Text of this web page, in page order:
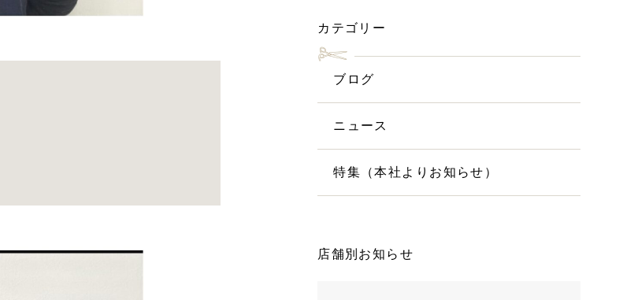
カテゴリー
ブログ
ニュース
特集（本社よりお知らせ）
店舗別お知らせ